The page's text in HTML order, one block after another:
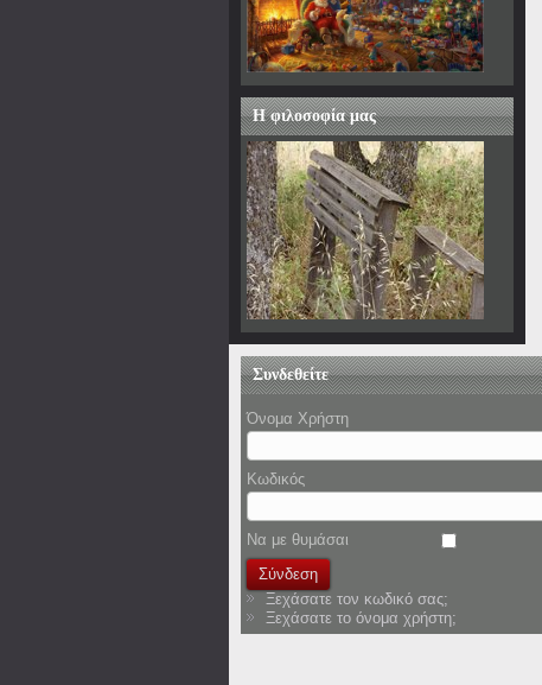
Η φιλοσοφία μας
Συνδεθείτε
Όνομα Χρήστη
Κωδικός
Να με θυμάσαι
Ξεχάσατε τον κωδικό σας;
Ξεχάσατε το όνομα χρήστη;